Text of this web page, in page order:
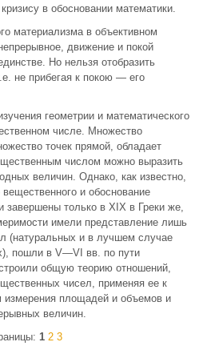
в обосновании математики.
материализма в объективном
движение и покой
Но нельзя отобразить
не прибегая к покою — его
геометрии и математического
числе. Множество
точек прямой, обладает
числом можно выразить
величин. Однако, как известно,
и обоснование
завершены только в XIX в Греки же,
имели представление лишь
(натуральных и в лучшем случае
пошли в V—VI вв. по пути
общую теорию отношений,
чисел, применяя ее к
измерения площадей и объемов и
величин.
1 2 3